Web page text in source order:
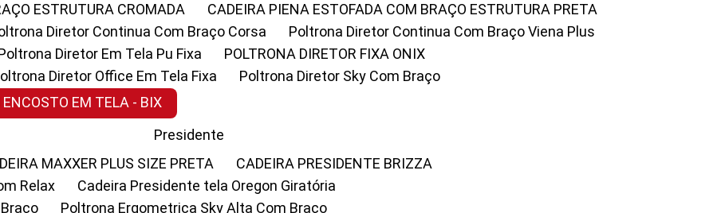
ESTRUTURA CROMADA
CADEIRA PIENA ESTOFADA COM BRAÇO ESTRUTURA PRETA
Diretor Continua Com Braço Corsa
Poltrona Diretor Continua Com Braço Viena Plus
Poltrona Diretor Em Tela Pu Fixa
POLTRONA DIRETOR FIXA ONIX
Poltrona Diretor Office Em Tela Fixa
Poltrona Diretor Sky Com Braço
ENCOSTO EM TELA - BIX
Presidente
MAXXER PLUS SIZE PRETA
CADEIRA PRESIDENTE BRIZZA
Relax
Cadeira Presidente tela Oregon Giratória
Poltrona Ergometrica Sky Alta Com Braço